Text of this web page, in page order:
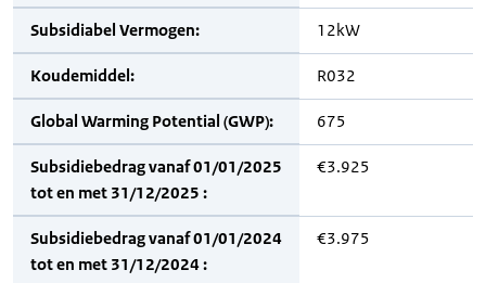
Subsidiabel Vermogen: 12kW
Koudemiddel: R032
Global Warming Potential (GWP): 675
Subsidiebedrag vanaf 01/01/2025
tot en met 31/12/2025 :
€3.925
Subsidiebedrag vanaf 01/01/2024
tot en met 31/12/2024 :
€3.975